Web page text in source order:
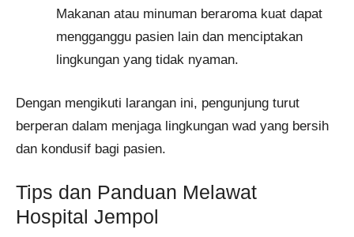
Makanan atau minuman beraroma kuat dapat
mengganggu pasien lain dan menciptakan
lingkungan yang tidak nyaman.
Dengan mengikuti larangan ini, pengunjung turut
berperan dalam menjaga lingkungan wad yang bersih
dan kondusif bagi pasien.
Tips dan Panduan Melawat
Hospital Jempol